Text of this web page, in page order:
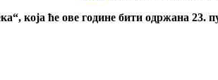
која ће ове године бити одржана 23.